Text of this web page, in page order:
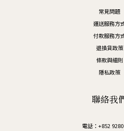
常見問題
運送服務方
付款服務方
退換貨政策
條款與細則
隱私政策
聯絡我
電話：+852